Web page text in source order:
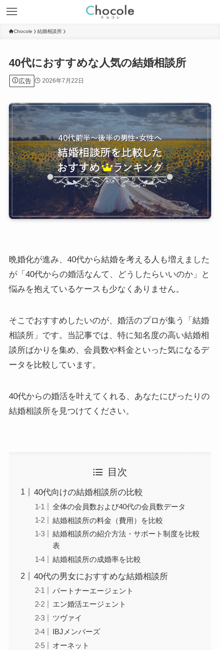
Chocole 結婚相談所
40代におすすめな人気の結婚相談所
広告 2026年7月22日
晩婚化が進み、40代から結婚を考える人も増えました
が「40代からの婚活なんて、どうしたらいいのか」と
悩みを抱えているケースも少なくありません。
そこでおすすめしたいのが、婚活のプロが集う「結婚
相談所」です。当記事では、特に知名度の高い結婚相
談所ばかりを集め、会員数や料金といった気になるデ
ータを比較しています。
40代からの婚活を叶えてくれる、あなたにぴったりの
結婚相談所を見つけてください。
目次
40代向けの結婚相談所の比較
全体の会員数および40代の会員数データ
結婚相談所の料金（費用）を比較
結婚相談所の紹介方法・サポート制度を比較
表
結婚相談所の成婚率を比較
40代の男女におすすめな結婚相談所
パートナーエージェント
エン婚活エージェント
ツヴァイ
IBJメンバーズ
オーネット